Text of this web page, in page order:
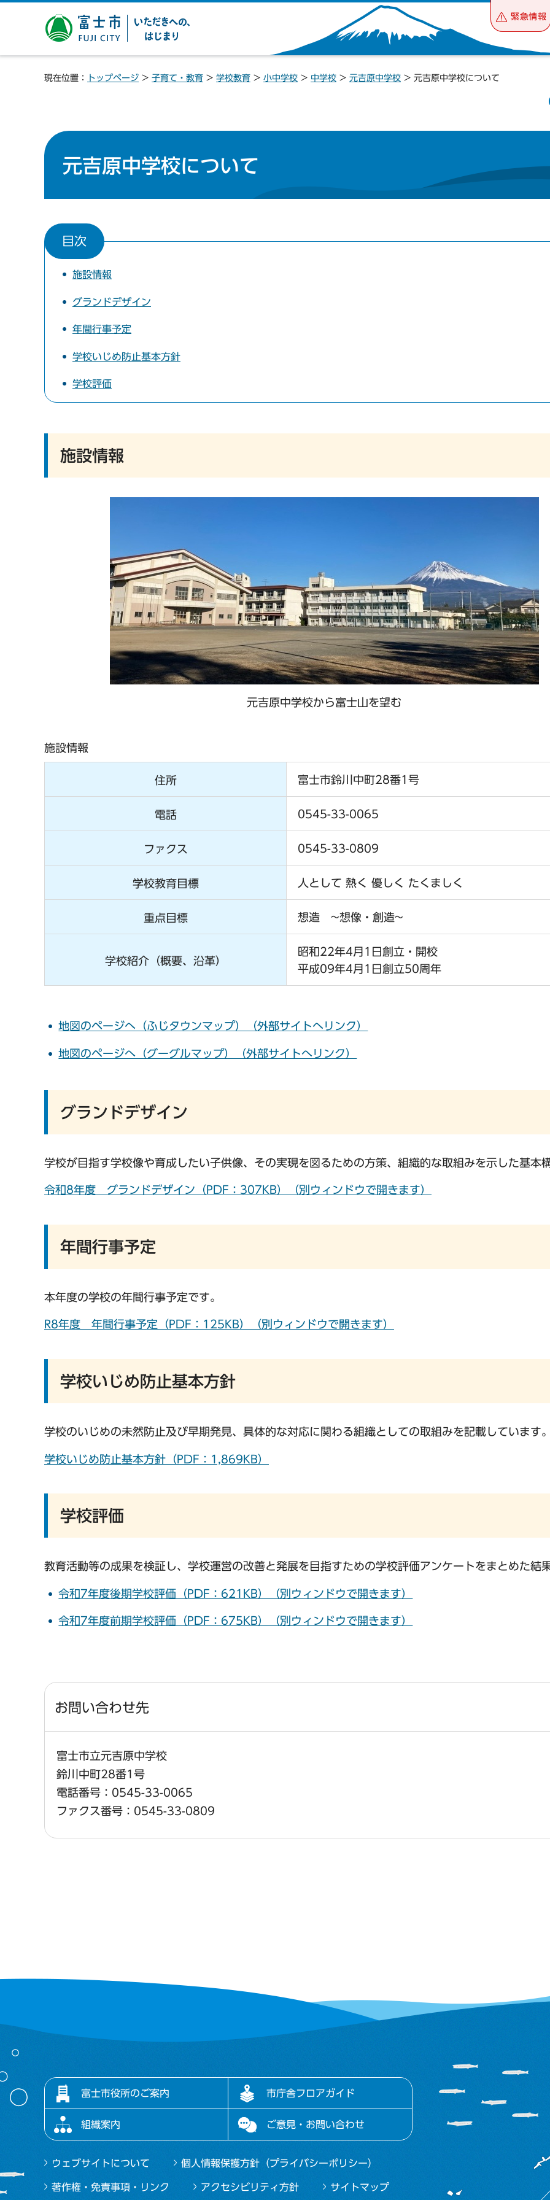
富士市 いただきへの、は
じまり
緊急情報
現在位置： トップページ > 子育て・教育 > 学校教育 > 小中学校 > 中学校 > 元吉原中学校 > 元吉原中学校について
元吉原中学校について
目次
施設情報
グランドデザイン
年間行事予定
学校いじめ防止基本方針
学校評価
施設情報
元吉原中学校から富士山を望む
施設情報
住所 富士市鈴川中町28番1号
電話 0545-33-0065
ファクス 0545-33-0809
学校教育目標 人として 熱く 優しく たくましく
重点目標 想造 ~想像・創造~
学校紹介（概要、沿革）
昭和22年4月1日創立・開校
平成09年4月1日創立50周年
地図のページへ（ふじタウンマップ）（外部サイトへリンク）
地図のページへ（グーグルマップ）（外部サイトへリンク）
グランドデザイン
学校が目指す学校像や育成したい子供像、その実現を図るための方策、組織的な取組みを示した基本
令和8年度 グランドデザイン（PDF：307KB）（別ウィンドウで開きます）
年間行事予定
本年度の学校の年間行事予定です。
R8年度 年間行事予定（PDF：125KB）（別ウィンドウで開きます）
学校いじめ防止基本方針
学校のいじめの未然防止及び早期発見、具体的な対応に関わる組織としての取組みを記載しています。
学校いじめ防止基本方針（PDF：1,869KB）
学校評価
教育活動等の成果を検証し、学校運営の改善と発展を目指すための学校評価アンケートをまとめた結果
令和7年度後期学校評価（PDF：621KB）（別ウィンドウで開きます）
令和7年度前期学校評価（PDF：675KB）（別ウィンドウで開きます）
お問い合わせ先
富士市立元吉原中学校
鈴川中町28番1号
電話番号：0545-33-0065
ファクス番号：0545-33-0809
富士市役所のご案内 市庁舎フロアガイド
組織案内 ご意見・お問い合わせ
ウェブサイトについて 個人情報保護方針（プライバシーポリシー）
著作権・免責事項・リンク アクセシビリティ方針 サイトマップ